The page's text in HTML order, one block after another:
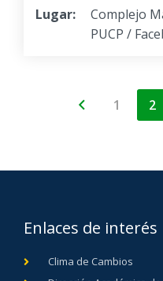
Lugar:
Complejo
PUCP /
1 2
Enlaces de interés
Clima de Cambios